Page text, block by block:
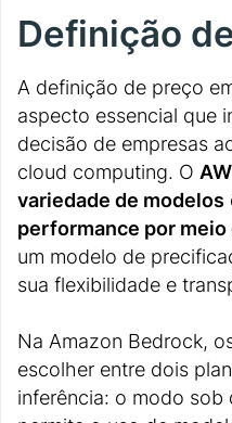
Definição
A definição de preço
aspecto essencial que
decisão de empresas
cloud computing. O
variedade de modelos
performance por meio
um modelo de
sua flexibilidade e
Na Amazon Bedrock,
escolher entre dois
inferência: o modo sob